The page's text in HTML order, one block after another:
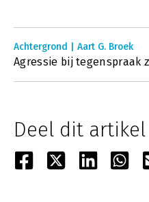
Achtergrond | Aart G. Broek
Agressie bij tegenspraak
Deel dit artikel